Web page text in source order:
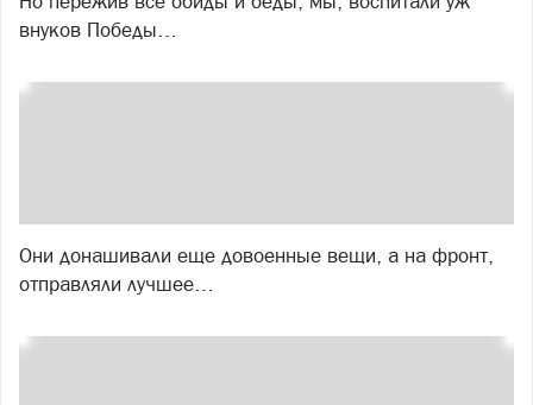
внуков Победы…
Они донашивали еще довоенные вещи, а на фронт,
отправляли лучшее…